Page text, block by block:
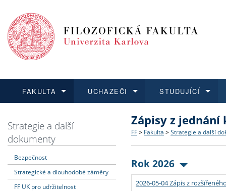
FAKULTA
Dozvědět se více
Struktura a historie
Strategie a další
Podpora a benefity pro
UCHAZEČI
Podat přihlášku
Co studovat a jak se
Učitelské studijní
Informace k průběhu
STUDUJÍCÍ
Dozvědět se více
Bakalářské a magisterské
Doktorské studium
Rigorózní řízení
Dozvědět se více
O vědě a výzkumu na FF
Akademické kvalifikace
Granty a projekty
Dozvědět se více
Aktuální nabídky a
Vyjíždějící studenti
Přijíždějící studenti
Strategie a další
dokumenty
Bezpečnost
Strategické a dlouhodobé záměry
FF UK pro udržitelnost
Zápisy z jednání
FF > Fakulta > Strategie a další
Rok 2026
2026-05-04 Zápis z